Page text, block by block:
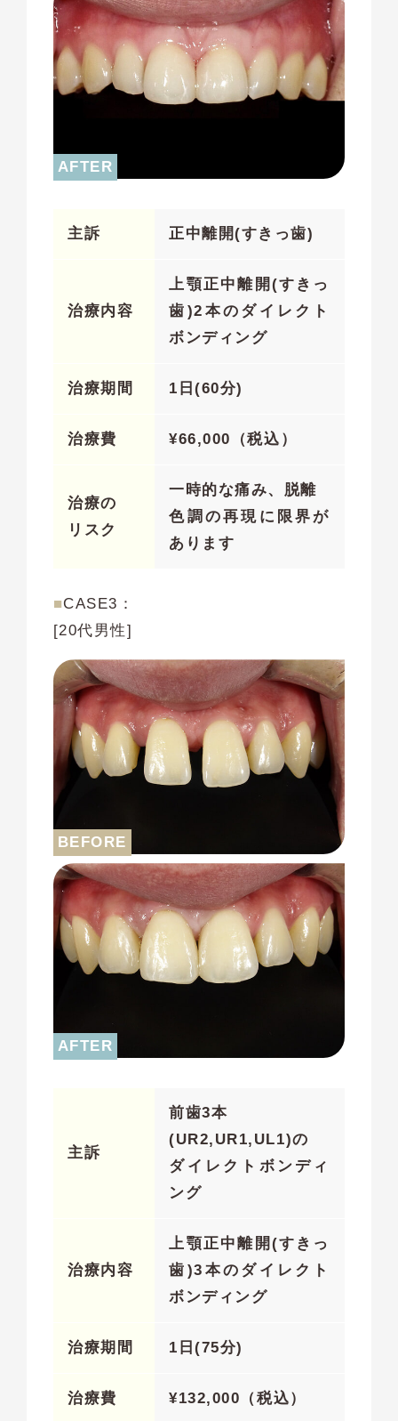
主訴 正中離開(すきっ歯)
治療内容
上顎正中離開(すきっ
歯)2本のダイレクト
ボンディング
治療期間 1日(60分)
治療費 ¥66,000（税込）
治療の
リスク
一時的な痛み、脱離
色調の再現に限界が
あります
■CASE3：
[20代男性]
主訴
前歯3本
(UR2,UR1,UL1)の
ダイレクトボンディ
ング
治療内容
上顎正中離開(すきっ
歯)3本のダイレクト
ボンディング
治療期間 1日(75分)
治療費 ¥132,000（税込）